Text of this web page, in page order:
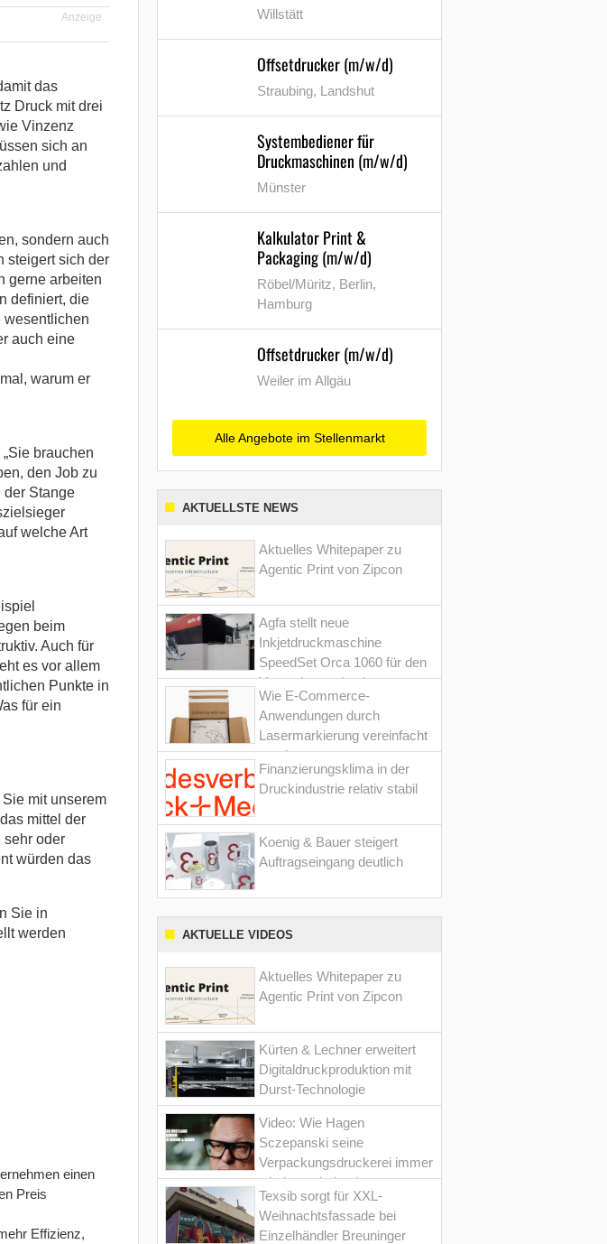
Anzeige
das
Druck mit drei
Vinzenz
sich an
und
sondern auch
steigert sich der
gerne arbeiten
definiert, die
wesentlichen
auch eine
warum er
brauchen
den Job zu
der Stange
welche Art
beim
Auch für
es vor allem
Punkte in
für ein
mit unserem
mittel der
sehr oder
würden das
Sie in
werden
einen
Preis
Effizienz,
Willstätt
Offsetdrucker (m/w/d)
Straubing, Landshut
Systembediener für
Druckmaschinen (m/w/d)
Münster
Kalkulator Print &
Packaging (m/w/d)
Röbel/Müritz, Berlin,
Hamburg
Offsetdrucker (m/w/d)
Weiler im Allgäu
Alle Angebote im Stellenmarkt
AKTUELLSTE NEWS
Aktuelles Whitepaper zu
Agentic Print von Zipcon
Agfa stellt neue
Inkjetdruckmaschine
SpeedSet Orca 1060 für den
Verpackungsdruck vor
Wie E-Commerce-
Anwendungen durch
Lasermarkierung vereinfacht
werden
Finanzierungsklima in der
Druckindustrie relativ stabil
Koenig & Bauer steigert
Auftragseingang deutlich
AKTUELLE VIDEOS
Aktuelles Whitepaper zu
Agentic Print von Zipcon
Kürten & Lechner erweitert
Digitaldruckproduktion mit
Durst-Technologie
Video: Wie Hagen
Sczepanski seine
Verpackungsdruckerei immer
wieder optimiert hat
Texsib sorgt für XXL-
Weihnachtsfassade bei
Einzelhändler Breuninger